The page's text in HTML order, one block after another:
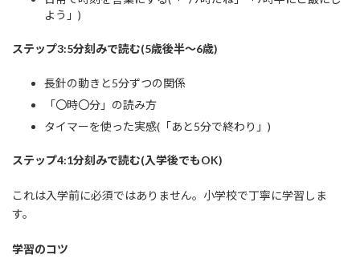
よう」)
ステップ3:5分刻みで読む(5歳後半〜6歳)
長針の動きと5分ずつの関係
「〇時〇分」の読み方
タイマーを使った実感(「あと5分で終わり」)
ステップ4:1分刻みで読む(入学後でもOK)
これは入学前に必須ではありません。小学校で丁寧に学習しま
す。
学習のコツ